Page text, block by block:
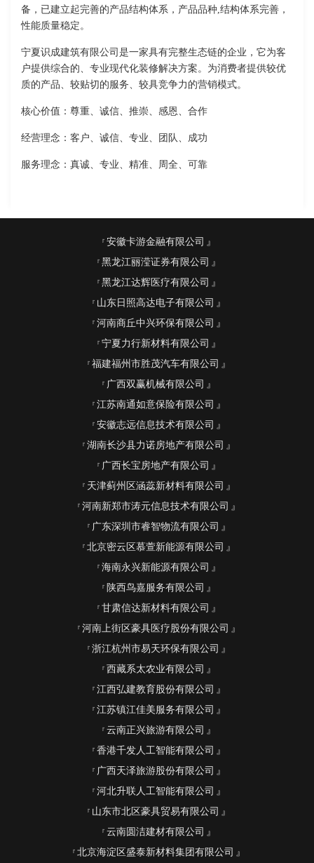
备，已建立起完善的产品结构体系，产品品种,结构体系完善，
性能质量稳定。
宁夏识成建筑有限公司是一家具有完整生态链的企业，它为客
户提供综合的、专业现代化装修解决方案。为消费者提供较优
质的产品、较贴切的服务、较具竞争力的营销模式。
核心价值：尊重、诚信、推崇、感恩、合作
经营理念：客户、诚信、专业、团队、成功
服务理念：真诚、专业、精准、周全、可靠
安徽卡游金融有限公司
黑龙江丽滢证券有限公司
黑龙江达辉医疗有限公司
山东日照高达电子有限公司
河南商丘中兴环保有限公司
宁夏力行新材料有限公司
福建福州市胜茂汽车有限公司
广西双赢机械有限公司
江苏南通如意保险有限公司
安徽志远信息技术有限公司
湖南长沙县力诺房地产有限公司
广西长宝房地产有限公司
天津蓟州区涵蕊新材料有限公司
河南新郑市涛元信息技术有限公司
广东深圳市睿智物流有限公司
北京密云区慕萱新能源有限公司
海南永兴新能源有限公司
陕西鸟嘉服务有限公司
甘肃信达新材料有限公司
河南上街区豪具医疗股份有限公司
浙江杭州市易天环保有限公司
西藏系太农业有限公司
江西弘建教育股份有限公司
江苏镇江佳美服务有限公司
云南正兴旅游有限公司
香港千发人工智能有限公司
广西天泽旅游股份有限公司
河北升联人工智能有限公司
山东市北区豪具贸易有限公司
云南圆洁建材有限公司
北京海淀区盛泰新材料集团有限公司